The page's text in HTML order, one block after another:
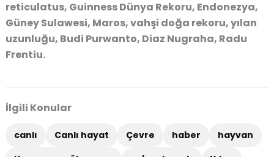
reticulatus, Guinness Dünya Rekoru, Endonezya,
Güney Sulawesi, Maros, vahşi doğa rekoru, yılan
uzunluğu, Budi Purwanto, Diaz Nugraha, Radu
Frentiu.
İlgili Konular
canlı Canlı hayat Çevre haber
hayvan